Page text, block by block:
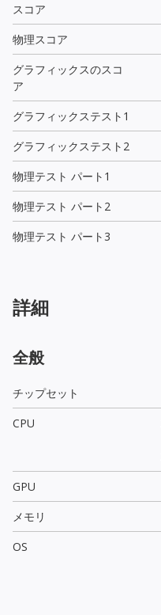
スコア
物理スコア
グラフィックスのスコ
ア
グラフィックステスト1
グラフィックステスト2
物理テスト パート1
物理テスト パート2
物理テスト パート3
詳細
全般
チップセット
CPU
GPU
メモリ
OS